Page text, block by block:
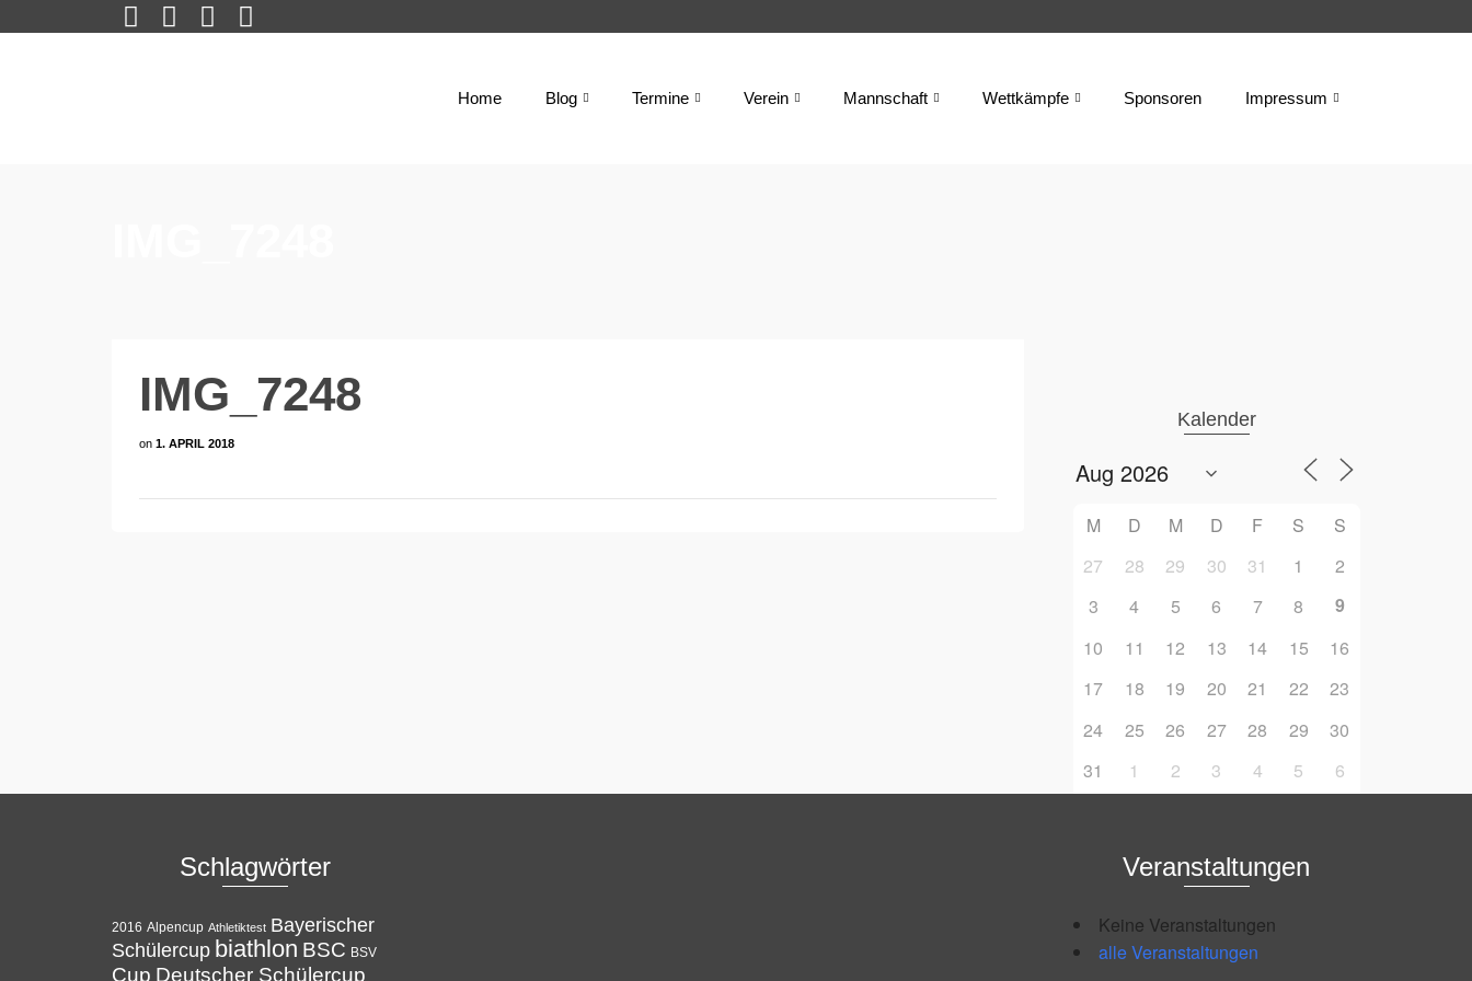
Home Blog Termine Verein Mannschaft Wettkämpfe Sponsoren Impressum
IMG_7248
on 1. APRIL 2018
Kalender
M D M D F S
S
27
28 29 30 31 1
2
3
4 5 6 7 8
9
10
11 12 13 14 15
16
17
18 19 20 21 22
23
24
25 26 27 28 29
30
31
1 2 3 4 5 6
Schlagwörter
2016 Alpencup Athletiktest Bayerischer
Schülercup biathlon BSC BSV
Cup Deutscher Schülercup
Veranstaltungen
Keine Veranstaltungen
alle Veranstaltungen